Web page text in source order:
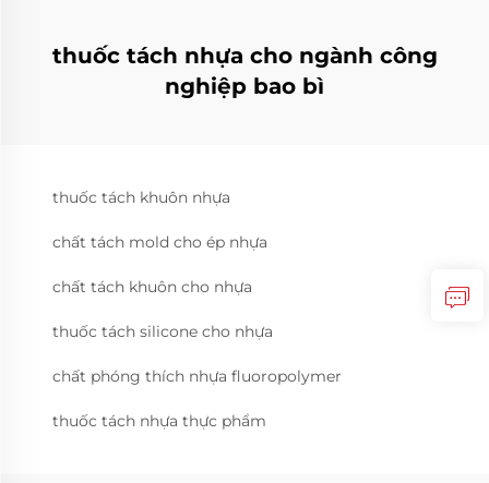
thuốc tách nhựa cho ngành công
nghiệp bao bì
thuốc tách khuôn nhựa
chất tách mold cho ép nhựa
chất tách khuôn cho nhựa
thuốc tách silicone cho nhựa
chất phóng thích nhựa fluoropolymer
thuốc tách nhựa thực phẩm